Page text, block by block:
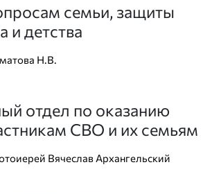
семьи, защиты
и детства
Н.В.
отдел по оказанию
СВО и их семьям
Вячеслав Архангельский